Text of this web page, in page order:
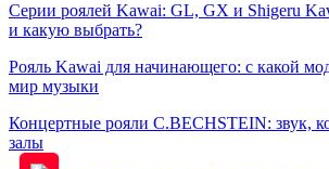
Серии роялей Kawai: GL, GX и Shigeru
и какую выбрать?
Рояль Kawai для начинающего: с какой
мир музыки
Концертные рояли C.BECHSTEIN: звук,
залы